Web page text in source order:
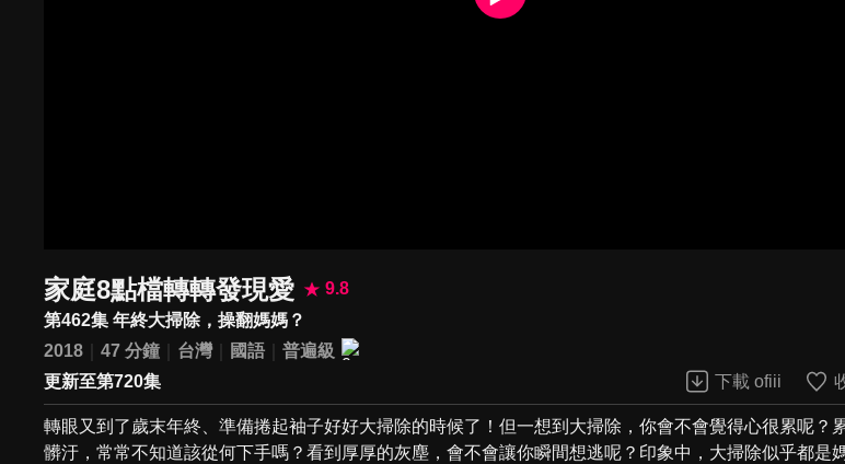
家庭8點檔轉轉發現愛
9.8
第462集 年終大掃除，操翻媽媽？
2018
47 分鐘 台灣 國語
普遍級
更新至第720集
下載 ofiii
轉眼又到了歲末年終、準備捲起袖子好好大掃除的時候了！但一想到大掃除，你會不會覺得心很累呢？
髒汙，常常不知道該從何下手嗎？看到厚厚的灰塵，會不會讓你瞬間想逃呢？印象中，大掃除似乎都是